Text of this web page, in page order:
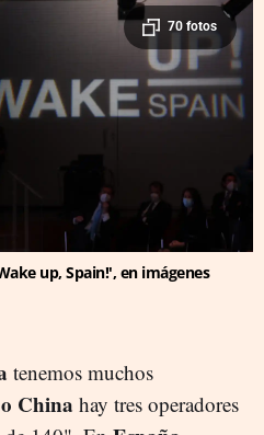
70 fotos
up, Spain!', en imágenes
tenemos muchos
China hay tres operadores